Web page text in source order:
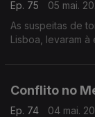
Ep. 75
05 mai.
As suspeitas de
Lisboa, levaram
Conflito no
Ep. 74
04 mai.